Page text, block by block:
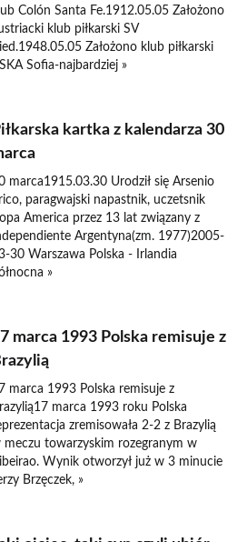
Colón Santa Fe.1912.05.05 Założono
klub piłkarski SV
Założono klub piłkarski
Sofia-najbardziej »
kartka z kalendarza 30
marca1915.03.30 Urodził się Arsenio
paragwajski napastnik, uczetsnik
America przez 13 lat związany z
Argentyna(zm. 1977)2005-
30 Warszawa Polska - Irlandia
»
marca 1993 Polska remisuje z
marca 1993 Polska remisuje z
marca 1993 roku Polska
zremisowała 2-2 z Brazylią
meczu towarzyskim rozegranym w
Wynik otworzył już w 3 minucie
Brzęczek, »